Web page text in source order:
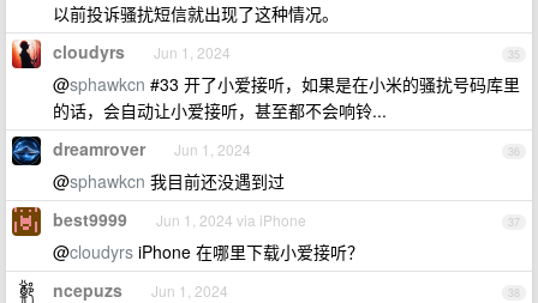
以前投诉骚扰短信就出现了这种情况。
35
cloudyrs Jun 1, 2024
@sphawkcn #33 开了小爱接听，如果是在小米的骚扰号码库里
的话，会自动让小爱接听，甚至都不会响铃...
36
dreamrover Jun 1, 2024
@sphawkcn 我目前还没遇到过
37
best9999 Jun 1, 2024 via iPhone
@cloudyrs iPhone 在哪里下载小爱接听？
38
ncepuzs Jun 1, 2024